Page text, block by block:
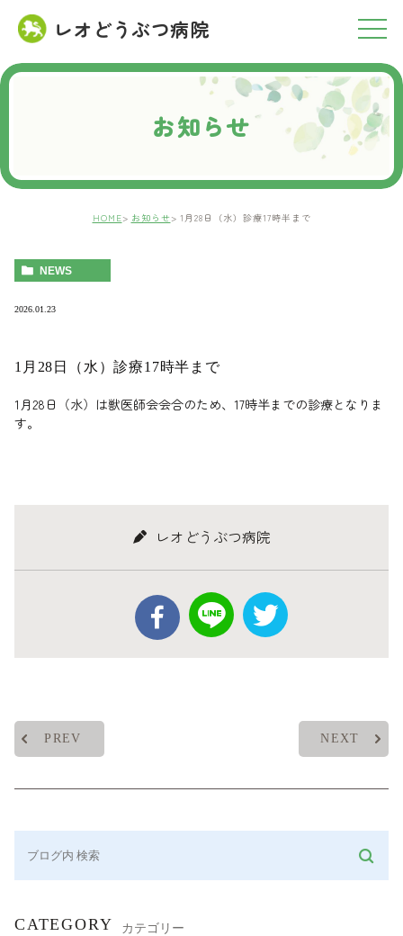
レオどうぶつ病院
RESERVATION
ご予約について
お知らせ
HOME お知らせ 1月28日（水）診療17時半まで
NEWS
2026.01.23
1月28日（水）診療17時半まで
1月28日（水）は獣医師会会合のため、17時半までの診療となりま
す。
レオどうぶつ病院
PREV NEXT
CATEGORY カテゴリー